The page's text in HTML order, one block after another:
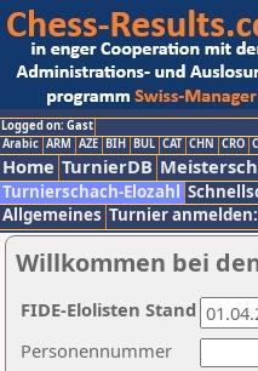
Logged on: Gast
Arabic ARM AZE BIH BUL CAT CHN CRO
Home TurnierDB
Turnierschach-Elozahl
Allgemeines Turnier anmelden:
Willkommen bei
Personennummer
FIDE-Elolisten Stand